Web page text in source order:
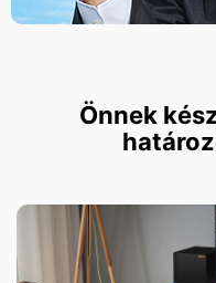
Önnek